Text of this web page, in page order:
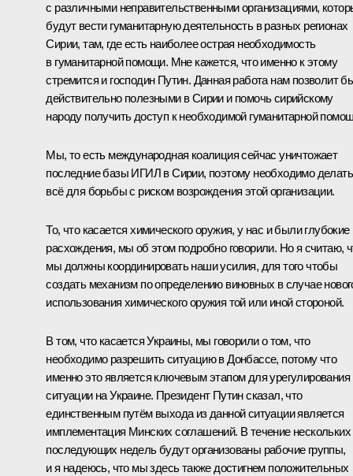
с различными неправительственными организациями,
будут вести гуманитарную деятельность в разных регионах
Сирии, там, где есть наиболее острая необходимость
в гуманитарной помощи. Мне кажется, что именно к этому
стремится и господин Путин. Данная работа нам позволит
действительно полезными в Сирии и помочь сирийскому
народу получить доступ к необходимой гуманитарной
Мы, то есть международная коалиция сейчас уничтожает
последние базы ИГИЛ в Сирии, поэтому необходимо делать
всё для борьбы с риском возрождения этой организации.
То, что касается химического оружия, у нас и были глубокие
расхождения, мы об этом подробно говорили. Но я считаю,
мы должны координировать наши усилия, для того чтобы
создать механизм по определению виновных в случае
использования химического оружия той или иной стороной.
В том, что касается Украины, мы говорили о том, что
необходимо разрешить ситуацию в Донбассе, потому что
именно это является ключевым этапом для урегулирования
ситуации на Украине. Президент Путин сказал, что
единственным путём выхода из данной ситуации является
имплементация Минских соглашений. В течение нескольких
последующих недель будут организованы рабочие группы,
и я надеюсь, что мы здесь также достигнем положительных